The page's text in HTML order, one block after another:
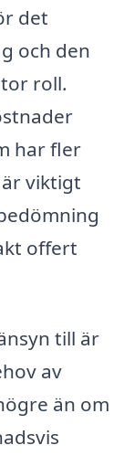
det
och den
roll.
har fler
viktigt
offert
till är
av
än om